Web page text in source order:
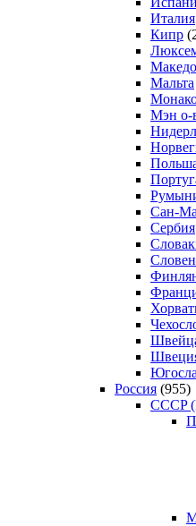
Италия
Кипр
Мальта
Мэн о-
Сан-
Сербия
Россия (955)
CCCP